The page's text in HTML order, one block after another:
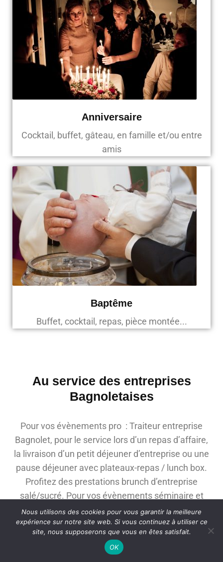
Anniversaire
Cocktail, buffet, gâteau, en famille et/ou entre
amis
Baptême
Buffet, cocktail, repas, pièce montée...
Au service des entreprises
Bagnoletaises
Pour vos évènements pro : Traiteur entreprise
Bagnolet, pour le service lors d’un repas d’affaire,
la livraison d’un petit déjeuner d’entreprise ou une
pause déjeuner avec plateaux-repas / lunch box.
Profitez des prestations brunch d’entreprise
salé/sucré. Pour vos évènements séminaire et
salon professionnel profitez d’offres
personnalisées…
Nous utilisons des cookies pour vous garantir la meilleure
expérience sur notre site web. Si vous continuez à utiliser ce
site, nous supposerons que vous en êtes satisfait.
OK